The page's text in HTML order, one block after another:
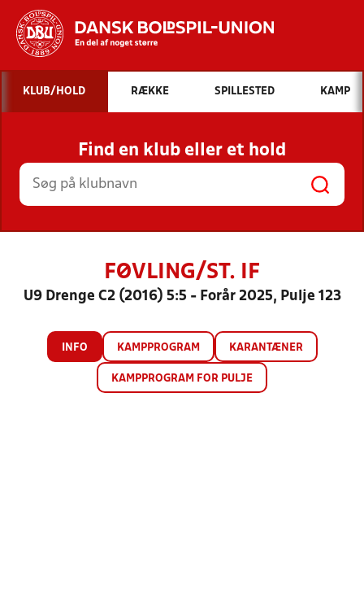
Hvad vil du søge efter?
INDHOLD OG NYHEDER
STILLINGER, RESULTATER, KLUBBER OG
HOLD
KLUB/HOLD RÆKKE SPILLESTED KAMP
Find en klub eller et hold
FØVLING/ST. IF
U9 Drenge C2 (2016) 5:5 - Forår 2025, Pulje 123
INFO KAMPPROGRAM KARANTÆNER
KAMPPROGRAM FOR PULJE